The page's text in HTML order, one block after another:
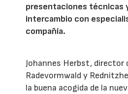
presentaciones técnicas
intercambio con
compañía.
Johannes Herbst, director
Radevormwald y
la buena acogida de la